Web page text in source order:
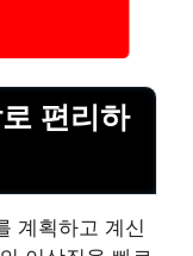
편리하
계획하고 계신